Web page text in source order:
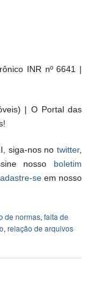
INR nº 6641 |
| O Portal das
siga-nos no twitter,
nosso boletim
seem nosso
de normas, falta de
, relação de arquivos